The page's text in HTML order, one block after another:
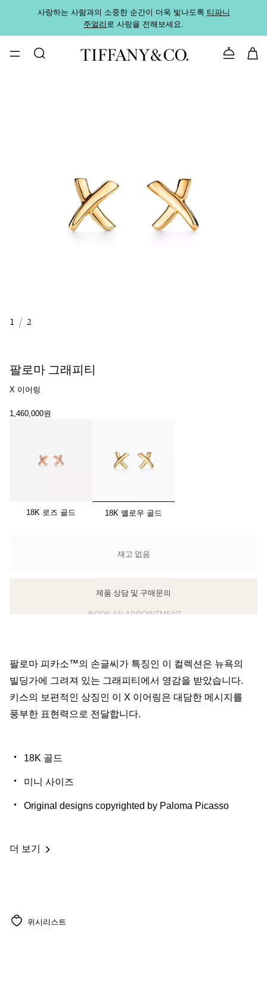
사랑하는 사람과의 소중한 순간이 더욱 빛나도록 티파니
주얼리로 사랑을 전해보세요.
문의하기
1 / 2
팔로마 그래피티
X 이어링
1,460,000원
18K 로즈 골드 선택됨
18K 옐로우 골드
재고 없음
클라이언트 어드바이저에게 문의하거나 예약하세요
​팔로마 피카소™의 손글씨가 특징인 이 컬렉션은 뉴욕의
빌딩가에 그려져 있는 그래피티에서 영감을 받았습니다.
키스의 보편적인 상징인 이 X 이어링은 대담한 메시지를
풍부한 표현력으로 전달합니다.
18K 골드
미니 사이즈
Original designs copyrighted by Paloma Picasso
더 보기
위시리스트